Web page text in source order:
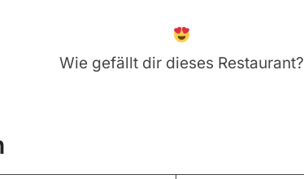
Wie gefällt dir dieses Restaurant?